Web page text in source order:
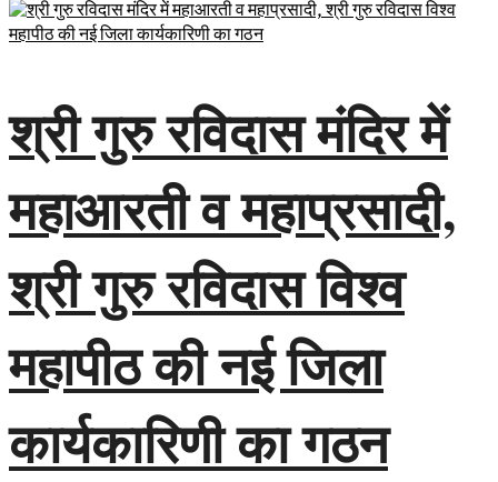
श्री गुरु रविदास मंदिर में
महाआरती व महाप्रसादी,
श्री गुरु रविदास विश्व
महापीठ की नई जिला
कार्यकारिणी का गठन